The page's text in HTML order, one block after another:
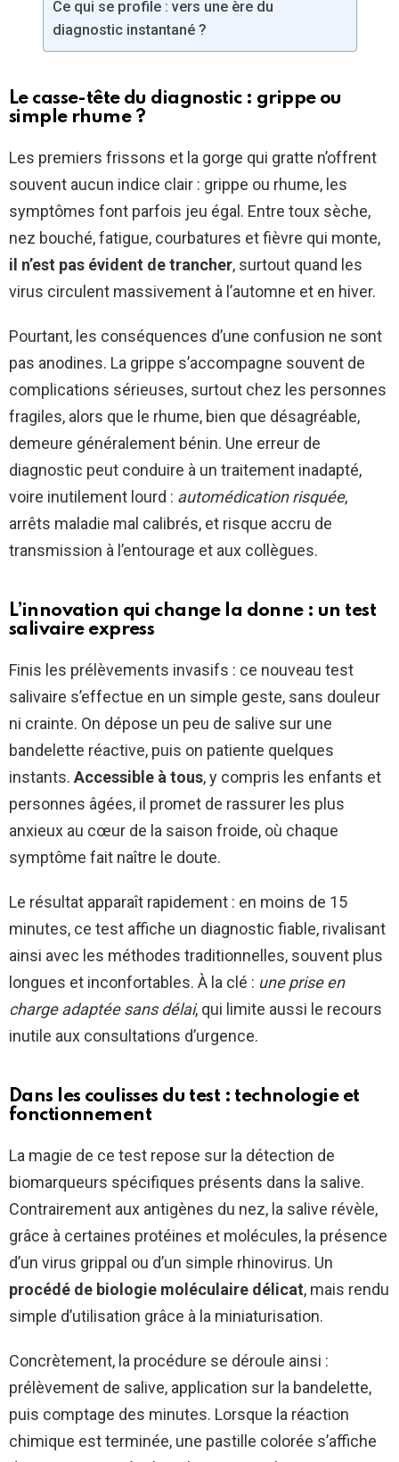
Ce qui se profile : vers une ère du
diagnostic instantané ?
Le casse-tête du diagnostic : grippe ou
simple rhume ?
Les premiers frissons et la gorge qui gratte n’offrent
souvent aucun indice clair : grippe ou rhume, les
symptômes font parfois jeu égal. Entre toux sèche,
nez bouché, fatigue, courbatures et fièvre qui monte,
il n’est pas évident de trancher, surtout quand les
virus circulent massivement à l’automne et en hiver.
Pourtant, les conséquences d’une confusion ne sont
pas anodines. La grippe s’accompagne souvent de
complications sérieuses, surtout chez les personnes
fragiles, alors que le rhume, bien que désagréable,
demeure généralement bénin. Une erreur de
diagnostic peut conduire à un traitement inadapté,
voire inutilement lourd : automédication risquée,
arrêts maladie mal calibrés, et risque accru de
transmission à l’entourage et aux collègues.
L’innovation qui change la donne : un test
salivaire express
Finis les prélèvements invasifs : ce nouveau test
salivaire s’effectue en un simple geste, sans douleur
ni crainte. On dépose un peu de salive sur une
bandelette réactive, puis on patiente quelques
instants. Accessible à tous, y compris les enfants et
personnes âgées, il promet de rassurer les plus
anxieux au cœur de la saison froide, où chaque
symptôme fait naître le doute.
Le résultat apparaît rapidement : en moins de 15
minutes, ce test affiche un diagnostic fiable, rivalisant
ainsi avec les méthodes traditionnelles, souvent plus
longues et inconfortables. À la clé : une prise en
charge adaptée sans délai, qui limite aussi le recours
inutile aux consultations d’urgence.
Dans les coulisses du test : technologie et
fonctionnement
La magie de ce test repose sur la détection de
biomarqueurs spécifiques présents dans la salive.
Contrairement aux antigènes du nez, la salive révèle,
grâce à certaines protéines et molécules, la présence
d’un virus grippal ou d’un simple rhinovirus. Un
procédé de biologie moléculaire délicat, mais rendu
simple d’utilisation grâce à la miniaturisation.
Concrètement, la procédure se déroule ainsi :
prélèvement de salive, application sur la bandelette,
puis comptage des minutes. Lorsque la réaction
chimique est terminée, une pastille colorée s’affiche